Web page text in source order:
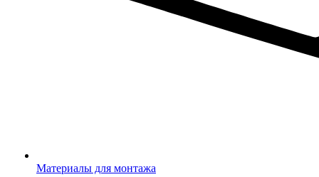
Материалы для монтажа